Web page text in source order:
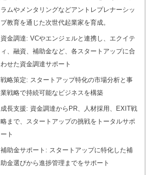
ラムやメンタリングなどアントレプレナーシッ
プ教育を通じた次世代起業家を育成。
資金調達: VCやエンジェルと連携し、エクイテ
ィ、融資、補助金など、各スタートアップに合
わせた資金調達サポート
戦略策定: スタートアップ特化の市場分析と事
業戦略で持続可能なビジネスを構築
成長支援: 資金調達からPR、人材採用、EXIT戦
略まで、スタートアップの挑戦をトータルサポ
ート
補助金サポート: スタートアップに特化した補
助金選びから進捗管理までをサポート